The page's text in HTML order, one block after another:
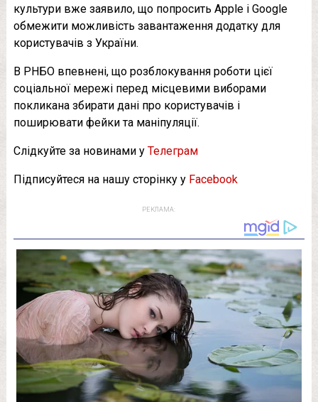
культури вже заявило, що попросить Apple і Google
обмежити можливість завантаження додатку для
користувачів з України.
В РНБО впевнені, що розблокування роботи цієї
соціальної мережі перед місцевими виборами
покликана збирати дані про користувачів і
поширювати фейки та маніпуляції.
Слідкуйте за новинами у Телеграм
Підписуйтеся на нашу сторінку у Facebook
РЕКЛАМА: